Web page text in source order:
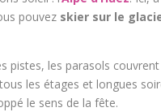
pouvez skier sur le
pistes, les parasols couvrent
les étages et longues
le sens de la fête.